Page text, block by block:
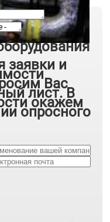
заявки и
Вас
лист. В
окажем
опросного